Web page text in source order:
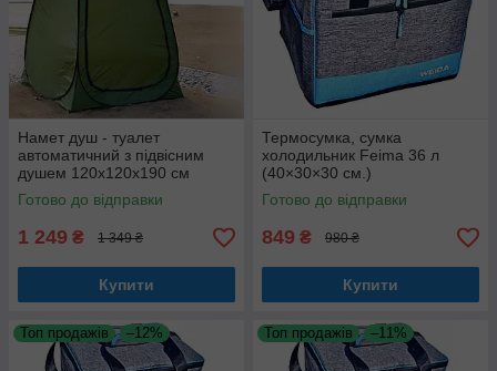
Намет душ - туалет
автоматичний з підвісним
душем 120х120х190 см
Готово до відправки
1 249 ₴ 1 349 ₴
Купити
Термосумка, сумка
холодильник Feima 36 л
(40×30×30 см.)
Готово до відправки
849 ₴ 980 ₴
Купити
Топ продажів –12% Топ продажів –11%